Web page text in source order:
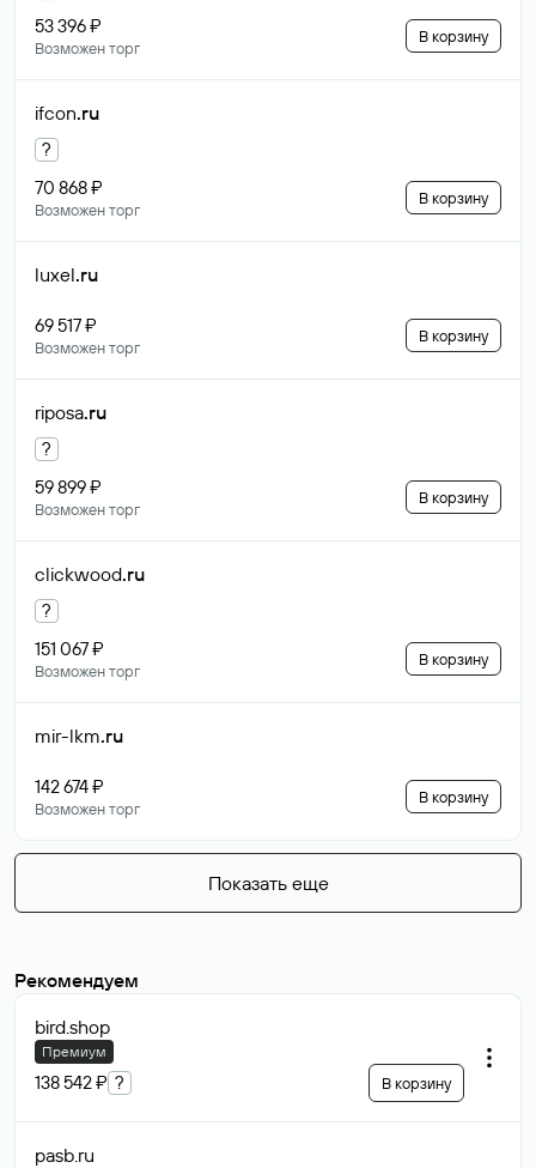
53 396 ₽
Возможен торг
В корзину
ifcon.ru
?
70 868 ₽
Возможен торг
В корзину
luxel.ru
69 517 ₽
Возможен торг
В корзину
riposa.ru
?
59 899 ₽
Возможен торг
В корзину
clickwood.ru
?
151 067 ₽
Возможен торг
В корзину
mir-lkm.ru
142 674 ₽
Возможен торг
В корзину
Показать еще
Рекомендуем
bird.shop
Премиум
138 542 ₽ ? В корзину
pasb.ru